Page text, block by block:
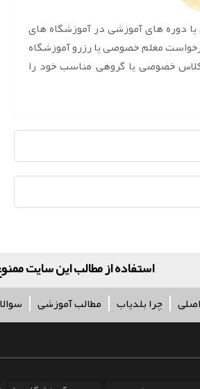
دوره های آموزشی در آموزشگاه های
معلم خصوصی یا رزرو آموزشگاه
خصوصی یا گروهی مناسب خود را
استفاده از مطالب این سایت
چرا بلدیاب مطالب آموزشی